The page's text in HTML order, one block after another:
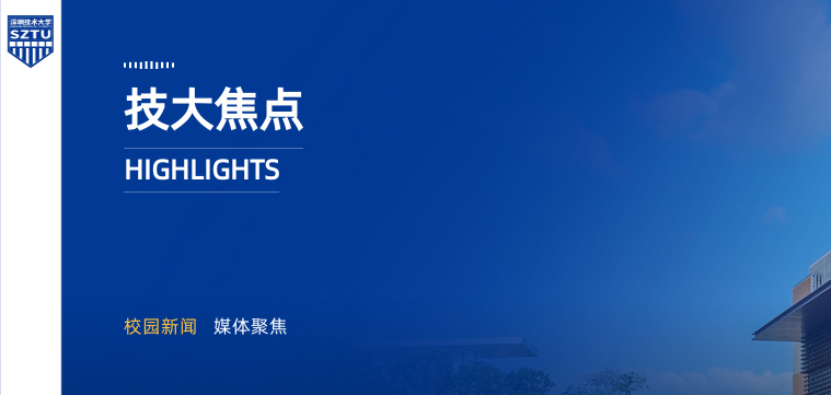
技大焦点
HIGHLIGHTS
校园新闻 媒体聚焦